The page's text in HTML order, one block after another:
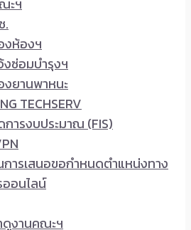
ะฯ
.
งห้องฯ
งซ่อมบำรุงฯ
งยานพาหนะ
TECHSERV
การงบประมาณ (FIS)
การเสนอขอกำหนดตำแหน่งทาง
ออนไลน์
ดูงานคณะฯ